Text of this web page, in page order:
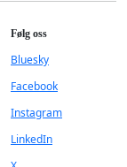
Følg oss
Bluesky
Facebook
Instagram
LinkedIn